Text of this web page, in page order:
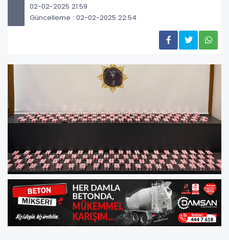
02-02-2025 21:59
Güncelleme : 02-02-2025 22:54